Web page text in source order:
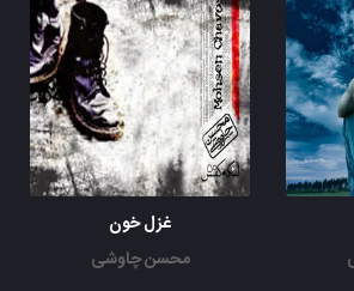
غزل خون
محسن چاوشی